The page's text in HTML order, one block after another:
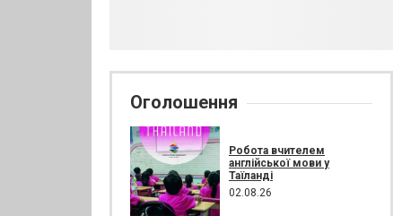
Оголошення
Робота вчителем
англійської мови у
Таїланді
02.08.26